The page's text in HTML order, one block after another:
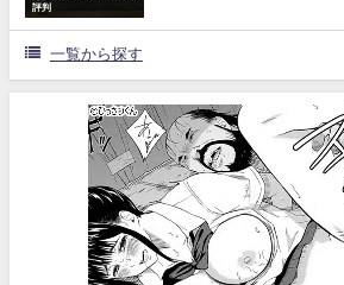
評判
一覧から探す